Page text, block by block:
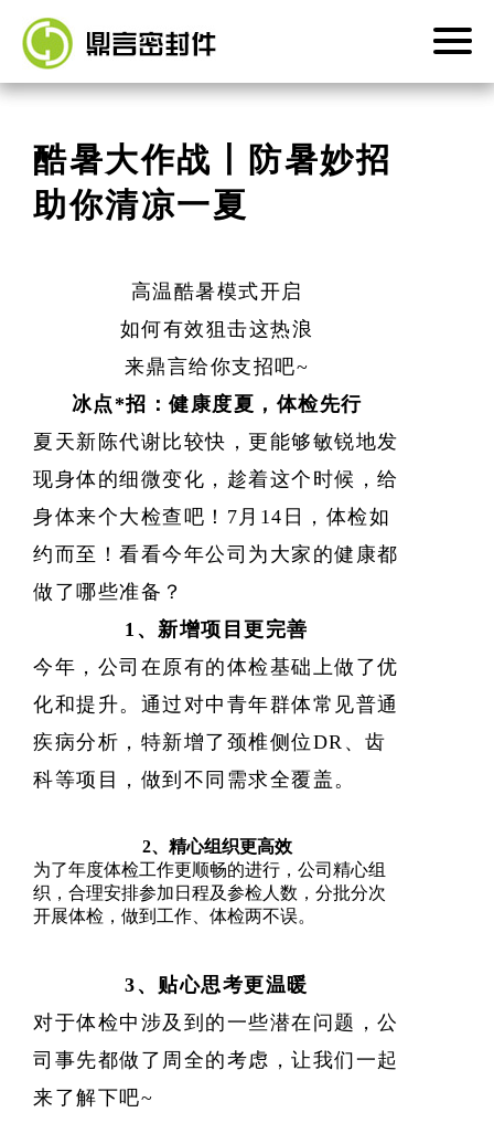
首页
产品中心
联系我们
酷暑大作战丨防暑妙招
助你清凉一夏
高温酷暑模式开启
如何有效狙击这热浪
来鼎言给你支招吧~
冰点*招：健康度夏，体检先行
夏天新陈代谢比较快，更能够敏锐地发
现身体的细微变化，趁着这个时候，给
身体来个大检查吧！ 7月14日，体检如
约而至！看看今年公司为大家的健康都
做了哪些准备？
1、新增项目更完善
今年，公司在原有的体检基础上做了优
化和提升。通过对中青年群体常见普通
疾病分析，特新增了颈椎侧位DR、齿
科等项目，做到不同需求全覆盖。
2、 精心组织更高效
为了年度体检工作更顺畅的进行，公司精心组
织，合理安排参加日程及参检人数，分批分次
开展体检，做到工作、体检两不误。
3、贴心思考更温暖
对于体检中涉及到的一些潜在问题，公
司事先都做了周全的考虑，让我们一起
来了解下吧~